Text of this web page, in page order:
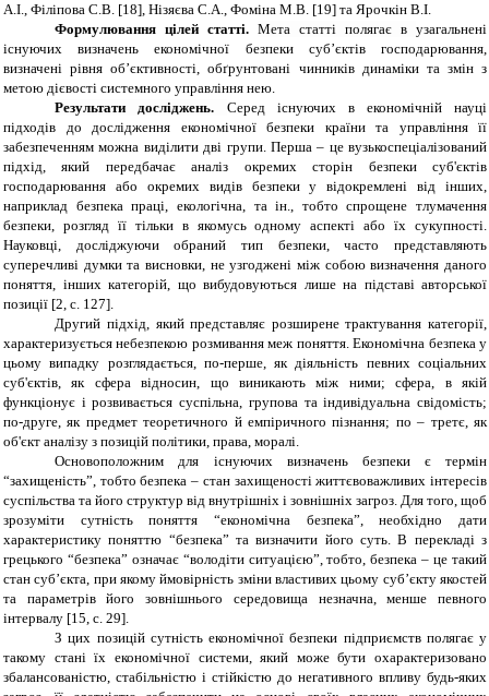
А.І., Філіпова С.В. [18], Нізяєва С.А., Фоміна М.В. [19] та Ярочкін В.І.
Формулювання цілей статті. Мета статті полягає вузагальнені
існуючих визначень економічної безпеки суб’єктів господарювання,
визначені рівня об’єктивності, обґрунтовані чинників динаміки та змін з
метою дієвості системного управління нею.
Результати досліджень. Серед існуючих в економічній науці
підходів до дослідження економічної безпеки країни та управління її
забезпеченням можна виділити дві групи. Перша – це вузькоспеціалізований
підхід, який передбачає аналіз окремих сторін безпеки суб'єктів
господарювання або окремих видів безпеки у відокремлені від інших,
наприклад безпека праці, екологічна, та ін., тобто спрощене тлумачення
безпеки, розгляд її тільки в якомусь одному аспекті або їх сукупності.
Науковці, досліджуючи обраний тип безпеки, часто представляють
суперечливі думки та висновки, не узгоджені між собою визначення даного
поняття, інших категорій, що вибудовуються лише на підставі авторської
позиції [2, с. 127].
Другий підхід, який представляє розширене трактування категорії,
характеризується небезпекою розмивання меж поняття. Економічна безпека у
цьому випадку розглядається, по-перше, як діяльність певних соціальних
суб'єктів, як сфера відносин, що виникають між ними; сфера, в якій
функціонує і розвивається суспільна, групова та індивідуальна свідомість;
по-друге, як предмет теоретичного й емпіричного пізнання; по – третє, як
об'єкт аналізу з позицій політики, права, моралі.
Основоположним для існуючих визначень безпеки є термін
“захищеність”, тобто безпека – стан захищеності життєвоважливих інтересів
суспільства та його структур від внутрішніх і зовнішніх загроз. Для того, щоб
зрозуміти сутність поняття “економічна безпека”, необхідно дати
характеристику поняттю “безпека” та визначити його суть. В перекладі з
грецького “безпека” означає “володіти ситуацією”, тобто, безпека – це такий
стан суб’єкта, при якому ймовірність зміни властивих цьому суб’єкту якостей
та параметрів його зовнішнього середовища незначна, менше певного
інтервалу [15, с. 29].
З цих позицій сутність економічної безпеки підприємств полягає у
такому стані їх економічної системи, який може бути охарактеризовано
збалансованістю, стабільністю і стійкістю до негативного впливу будь-яких